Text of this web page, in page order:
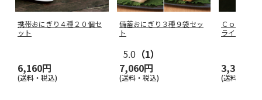
携帯おにぎり４種２０個セ
ット
6,160円
(送料・税込)
備蓄おにぎり３種９袋セッ
ト
5.0 （1）
7,060円
(送料・税込)
ＣｏＣｏ壱
ライスセッ
3,360円
(送料・税込)